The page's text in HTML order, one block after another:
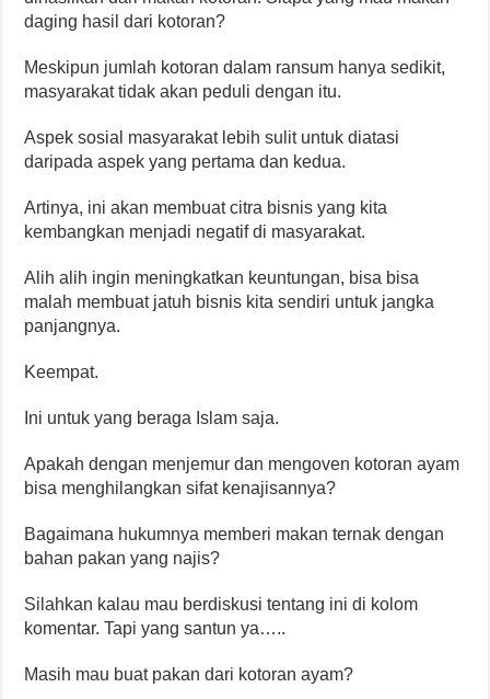
daging hasil dari kotoran?
Meskipun jumlah kotoran dalam ransum hanya sedikit,
masyarakat tidak akan peduli dengan itu.
Aspek sosial masyarakat lebih sulit untuk diatasi
daripada aspek yang pertama dan kedua.
Artinya, ini akan membuat citra bisnis yang kita
kembangkan menjadi negatif di masyarakat.
Alih alih ingin meningkatkan keuntungan, bisa bisa
malah membuat jatuh bisnis kita sendiri untuk jangka
panjangnya.
Keempat.
Ini untuk yang beraga Islam saja.
Apakah dengan menjemur dan mengoven kotoran ayam
bisa menghilangkan sifat kenajisannya?
Bagaimana hukumnya memberi makan ternak dengan
bahan pakan yang najis?
Silahkan kalau mau berdiskusi tentang ini di kolom
komentar. Tapi yang santun ya…..
Masih mau buat pakan dari kotoran ayam?